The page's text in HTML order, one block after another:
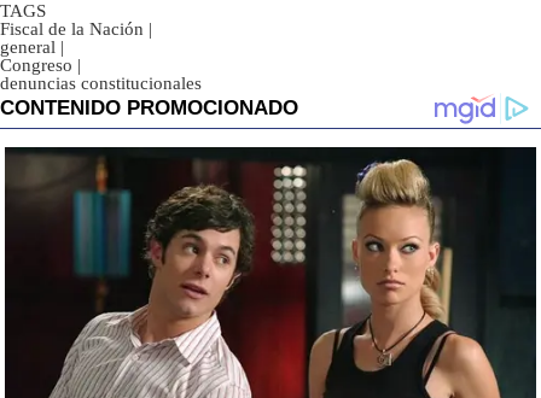
TAGS
Fiscal de la Nación |
general |
Congreso |
denuncias constitucionales